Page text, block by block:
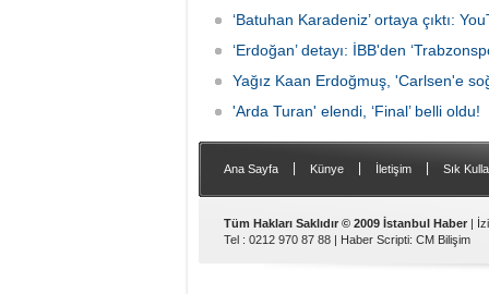
‘Batuhan Karadeniz’ ortaya çıktı:
‘Erdoğan’ detayı: İBB'den
Yağız Kaan Erdoğmuş, 'Carlsen'e
'Arda Turan' elendi, ‘Final’ belli oldu!
Ana Sayfa Künye İletişim Sık
Tüm Hakları Saklıdır © 2009 İstanbul Haber |
Tel : 0212 970 87 88 | Haber Scripti: CM Bilişim